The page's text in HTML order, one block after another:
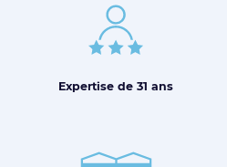
Expertise de 31 ans